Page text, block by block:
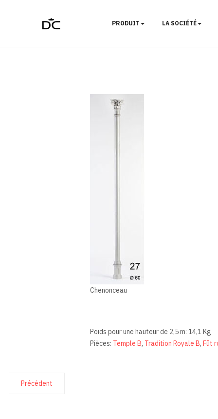
PRODUIT LA SOCIÉTÉ
Chenonceau
Poids pour une hauteur de 2,5 m: 14,1 Kg
Pièces: Temple B, Tradition Royale B, Fût
Précédent